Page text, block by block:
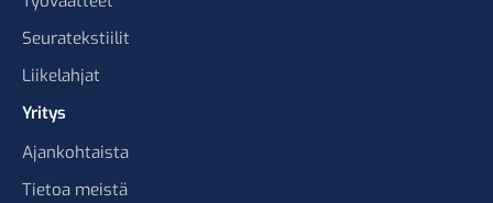
Seuratekstiilit
Liikelahjat
Yritys
Ajankohtaista
Tietoa meistä